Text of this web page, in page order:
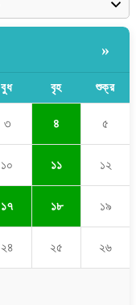
»
বুধ বৃহ শুক্র
৩ ৪ ৫
১০ ১১ ১২
১৭ ১৮ ১৯
২৪ ২৫ ২৬